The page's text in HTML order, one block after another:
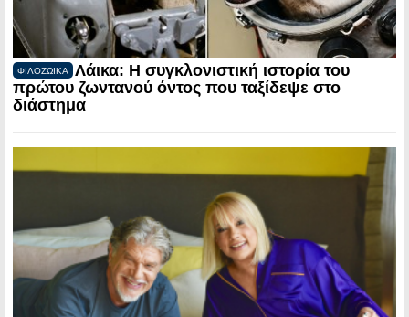
ΦΙΛΟΖΩΙΚΑ
Λάικα: Η συγκλονιστική ιστορία του
πρώτου ζωντανού όντος που ταξίδεψε στο
διάστημα